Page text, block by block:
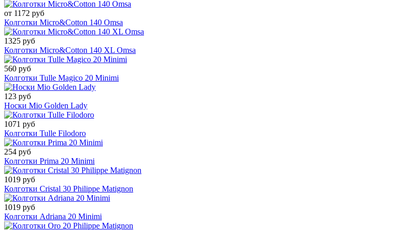
от 1172 руб
Колготки Micro&Cotton 140 Omsa
1325 руб
Колготки Micro&Cotton 140 XL Omsa
560 руб
Колготки Tulle Magico 20 Minimi
123 руб
Носки Mio Golden Lady
1071 руб
Колготки Tulle Filodoro
254 руб
Колготки Prima 20 Minimi
1019 руб
Колготки Cristal 30 Philippe Matignon
1019 руб
Колготки Adriana 20 Minimi